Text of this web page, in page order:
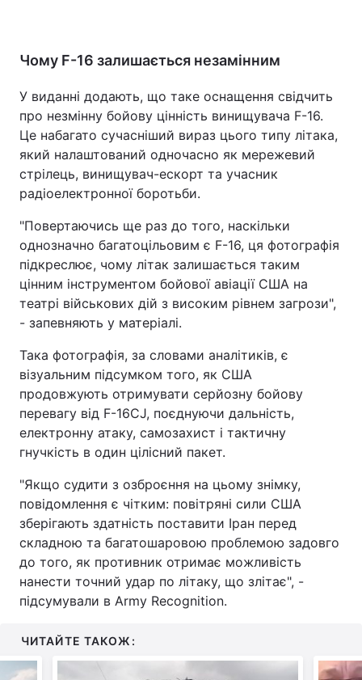
Чому F-16 залишається незамінним
У виданні додають, що таке оснащення свідчить
про незмінну бойову цінність винищувача F-16.
Це набагато сучасніший вираз цього типу літака,
який налаштований одночасно як мережевий
стрілець, винищувач-ескорт та учасник
радіоелектронної боротьби.
"Повертаючись ще раз до того, наскільки
однозначно багатоцільовим є F-16, ця фотографія
підкреслює, чому літак залишається таким
цінним інструментом бойової авіації США на
театрі військових дій з високим рівнем загрози",
- запевняють у матеріалі.
Така фотографія, за словами аналітиків, є
візуальним підсумком того, як США
продовжують отримувати серйозну бойову
перевагу від F-16CJ, поєднуючи дальність,
електронну атаку, самозахист і тактичну
гнучкість в один цілісний пакет.
"Якщо судити з озброєння на цьому знімку,
повідомлення є чітким: повітряні сили США
зберігають здатність поставити Іран перед
складною та багатошаровою проблемою задовго
до того, як противник отримає можливість
нанести точний удар по літаку, що злітає", -
підсумували в Army Recognition.
ЧИТАЙТЕ ТАКОЖ: